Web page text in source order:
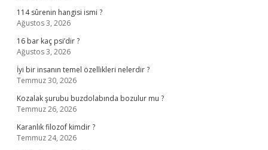
114 sûrenin hangisi ismi ?
Ağustos 3, 2026
16 bar kaç psi’dir ?
Ağustos 3, 2026
İyi bir insanın temel özellikleri nelerdir ?
Temmuz 30, 2026
Kozalak şurubu buzdolabında bozulur mu ?
Temmuz 26, 2026
Karanlık filozof kimdir ?
Temmuz 24, 2026